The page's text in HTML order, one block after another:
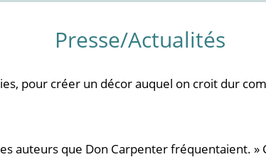
Presse/Actualités
pour créer un décor auquel on croit dur
auteurs que Don Carpenter fréquentaient. »